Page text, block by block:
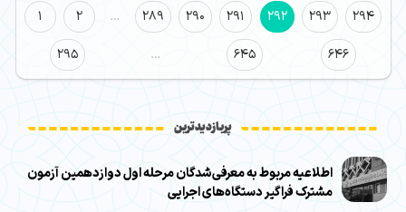
1
2 … 289 290 291 292 293
294
295
… 645 646
پربازدیدترین
اطلاعیه مربوط به معرفی‌شدگان مرحله اول دوازدهمین آزمون
مشترک فراگیر دستگاه‌های اجرایی